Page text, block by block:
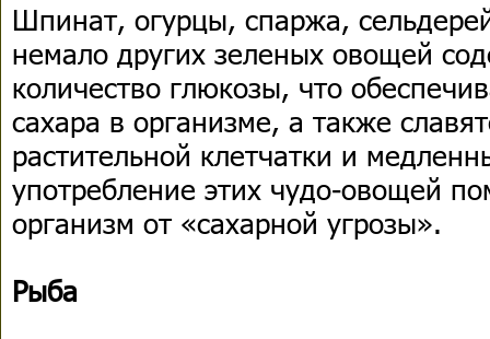
Шпинат, огурцы, спаржа,
немало других зеленых овощей
количество глюкозы, что
сахара в организме, а также
растительной клетчатки и
употребление этих чудо-овощей
организм от «сахарной угрозы».
Рыба